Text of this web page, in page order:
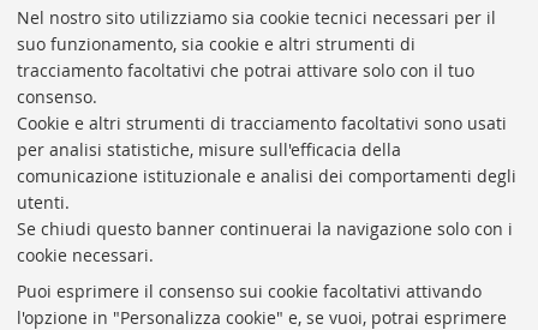
Nel nostro sito utilizziamo sia cookie tecnici necessari per il
suo funzionamento, sia cookie e altri strumenti di
tracciamento facoltativi che potrai attivare solo con il tuo
consenso.
Cookie e altri strumenti di tracciamento facoltativi sono usati
per analisi statistiche, misure sull'efficacia della
comunicazione istituzionale e analisi dei comportamenti degli
utenti.
Se chiudi questo banner continuerai la navigazione solo con i
cookie necessari.
Puoi esprimere il consenso sui cookie facoltativi attivando
l'opzione in "Personalizza cookie" e, se vuoi, potrai esprimere
«
Precedenti
12
elementi
Rubrica di Ateneo
Rss
Statistiche
Biblioteche di Ateneo